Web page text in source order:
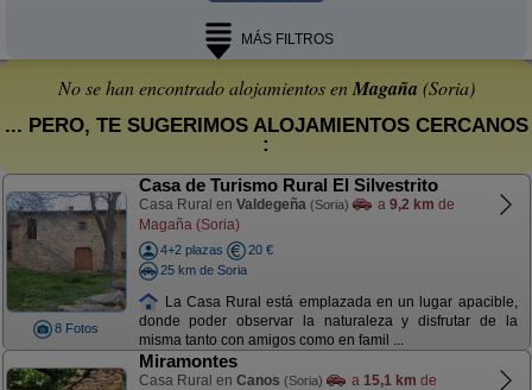
MÁS FILTROS
No se han encontrado alojamientos enMagaña (Soria)
... PERO, TE SUGERIMOS ALOJAMIENTOS CERCANOS
:
8 Fotos
Casa de Turismo Rural El Silvestrito
Casa Rural en Valdegeña (Soria) a 9,2 km de
Magaña (Soria)
4+2 plazas
20 €
25 km de Soria
La Casa Rural está emplazada en un lugar apacible,
donde poder observar la naturaleza y disfrutar de la
misma tanto con amigos como en famil ...
Miramontes
Casa Rural en Canos (Soria) a 15,1 km de